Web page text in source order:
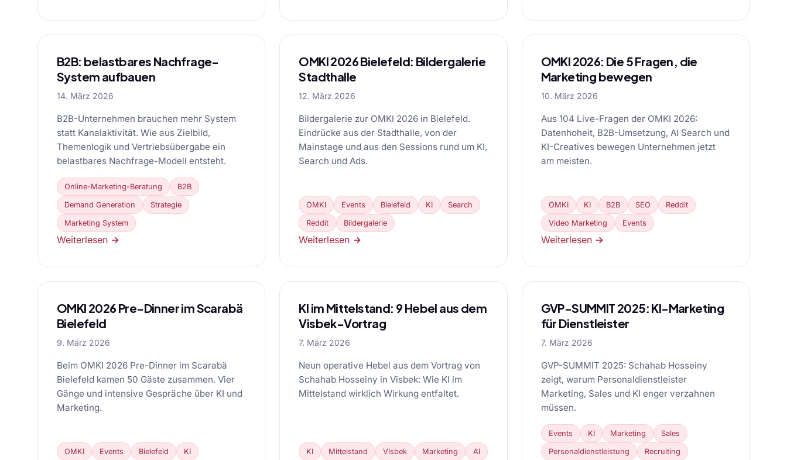
B2B: belastbares Nachfrage-
System aufbauen
14. März 2026
B2B-Unternehmen brauchen mehr System
statt Kanalaktivität. Wie aus Zielbild,
Themenlogik und Vertriebsübergabe ein
belastbares Nachfrage-Modell entsteht.
Online-Marketing-Beratung B2B
Demand Generation Strategie
Marketing System
Weiterlesen →
OMKI 2026 Bielefeld: Bildergalerie
Stadthalle
12. März 2026
Bildergalerie zur OMKI 2026 in Bielefeld.
Eindrücke aus der Stadthalle, von der
Mainstage und aus den Sessions rund um KI,
Search und Ads.
OMKI Events Bielefeld KI Search
Reddit Bildergalerie
Weiterlesen →
OMKI 2026: Die 5 Fragen, die
Marketing bewegen
10. März 2026
Aus 104 Live-Fragen der OMKI 2026:
Datenhoheit, B2B-Umsetzung, AI Search und
KI-Creatives bewegen Unternehmen jetzt
am meisten.
OMKI KI B2B SEO Reddit
Video Marketing Events
Weiterlesen →
OMKI 2026 Pre-Dinner im Scarabä
Bielefeld
9. März 2026
Beim OMKI 2026 Pre-Dinner im Scarabä
Bielefeld kamen 50 Gäste zusammen. Vier
Gänge und intensive Gespräche über KI und
Marketing.
OMKI Events Bielefeld KI
KI im Mittelstand: 9 Hebel aus dem
Visbek-Vortrag
7. März 2026
Neun operative Hebel aus dem Vortrag von
Schahab Hosseiny in Visbek: Wie KI im
Mittelstand wirklich Wirkung entfaltet.
KI Mittelstand Visbek Marketing AI
GVP-SUMMIT 2025: KI-Marketing
für Dienstleister
7. März 2026
GVP-SUMMIT 2025: Schahab Hosseiny
zeigt, warum Personaldienstleister
Marketing, Sales und KI enger verzahnen
müssen.
Events KI Marketing Sales
Personaldienstleistung Recruiting